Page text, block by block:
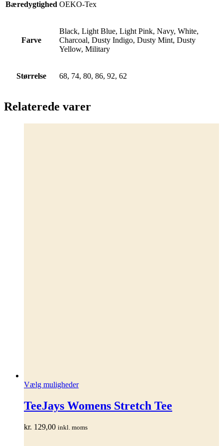
Bæredygtighed OEKO-Tex
Farve
Black, Light Blue, Light Pink, Navy, White,
Charcoal, Dusty Indigo, Dusty Mint, Dusty
Yellow, Military
Størrelse 68, 74, 80, 86, 92, 62
Relaterede varer
Vælg mulighederDette
har
flere
Mulighederne
TeeJays Womens Stretch Tee
kr. 129,00 inkl. moms